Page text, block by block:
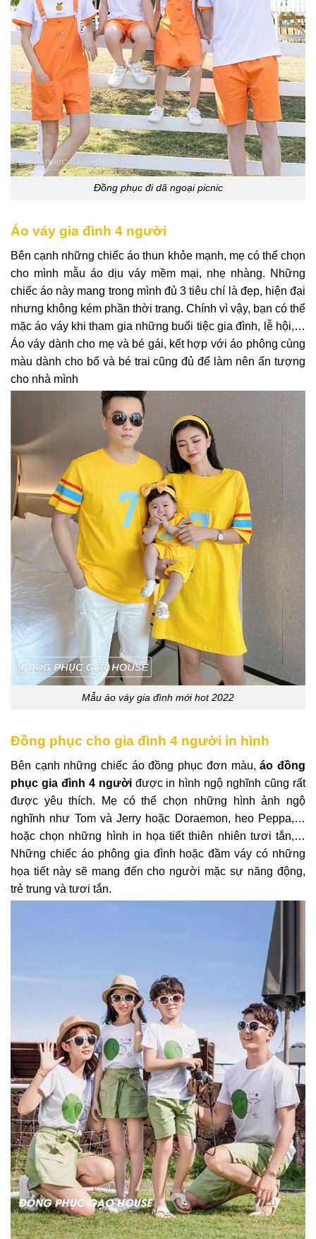
Đồng phục đi dã ngoại picnic
Áo váy gia đình 4 người
Bên cạnh những chiếc áo thun khỏe mạnh, mẹ có thể chọn
cho mình mẫu áo dịu váy mềm mại, nhẹ nhàng. Những
chiếc áo này mang trong mình đủ 3 tiêu chí là đẹp, hiện đại
nhưng không kém phần thời trang. Chính vì vậy, bạn có thể
mặc áo váy khi tham gia những buổi tiệc gia đình, lễ hội,…
Áo váy dành cho mẹ và bé gái, kết hợp với áo phông cùng
màu dành cho bố và bé trai cũng đủ để làm nên ấn tượng
cho nhà mình
Mẫu áo váy gia đình mới hot 2022
Đồng phục cho gia đình 4 người in hình
Bên cạnh những chiếc áo đồng phục đơn màu,áo đồng
phục gia đình 4 ngườiđược in hình ngộ nghĩnh cũng rất
được yêu thích. Mẹ có thể chọn những hình ảnh ngộ
nghĩnh như Tom và Jerry hoặc Doraemon, heo Peppa,…
hoặc chọn những hình in họa tiết thiên nhiên tươi tắn,…
Những chiếc áo phông gia đình hoặc đầm váy có những
họa tiết này sẽ mang đến cho người mặc sự năng động,
trẻ trung và tươi tắn.